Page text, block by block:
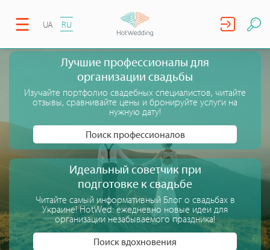
UA RU
Лучшие профессионалы для
организации свадьбы
Изучайте портфолио свадебных специалистов, читайте
отзывы, сравнивайте цены и бронируйте услуги на
нужную дату!
Поиск профессионалов
Идеальный советчик при
подготовке к свадьбе
Читайте самый информативный Блог о свадьбах в
Украине! HotWed: ежедневно новые идеи для
организации незабываемого праздника!
Поиск вдохновения